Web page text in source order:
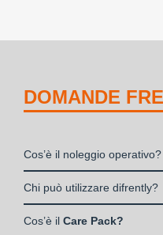
DOMANDE
Cos’è il noleggio operativo?
Il noleggio, o locazione
disponibilità di un bene
Chi può utilizzare difrently?
Liberi Professionisti e
Cos’è il Care Pack?